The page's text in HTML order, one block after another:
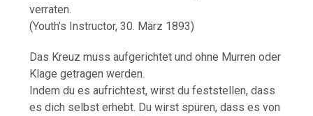
verraten.
(Youth’s Instructor, 30. März 1893)
Das Kreuz muss aufgerichtet und ohne Murren oder
Klage getragen werden.
Indem du es aufrichtest, wirst du feststellen, dass
es dich selbst erhebt. Du wirst spüren, dass es von